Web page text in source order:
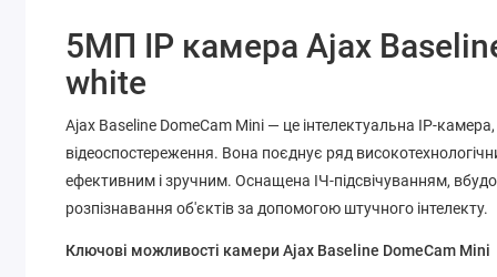
5МП IP камера Ajax
white
Ajax Baseline DomeCam Mini — це інтелектуальна IP-
відеоспостереження. Вона поєднує ряд
ефективним і зручним. Оснащена ІЧ-підсвічуванням,
розпізнавання об'єктів за допомогою штучного інтелекту.
Ключові можливості камери Ajax Baseline DomeCam Mini